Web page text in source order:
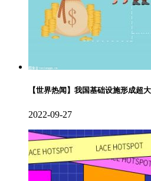
【世界热闻】我国基础设施形成超
2022-09-27